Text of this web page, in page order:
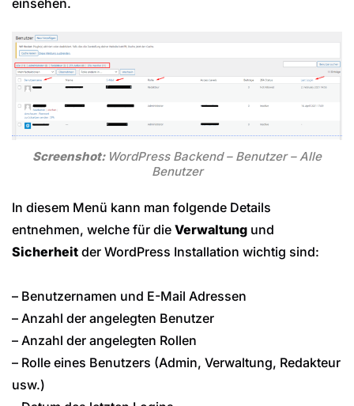
Screenshot: WordPress Backend – Benutzer – Alle
Benutzer
In diesem Menü kann man folgende Details
entnehmen, welche für die Verwaltung und
Sicherheit der WordPress Installation wichtig sind:
– Benutzernamen und E-Mail Adressen
– Anzahl der angelegten Benutzer
– Anzahl der angelegten Rollen
– Rolle eines Benutzers (Admin, Verwaltung, Redakteur
usw.)